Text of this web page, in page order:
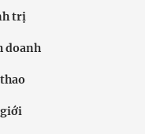
trị
doanh